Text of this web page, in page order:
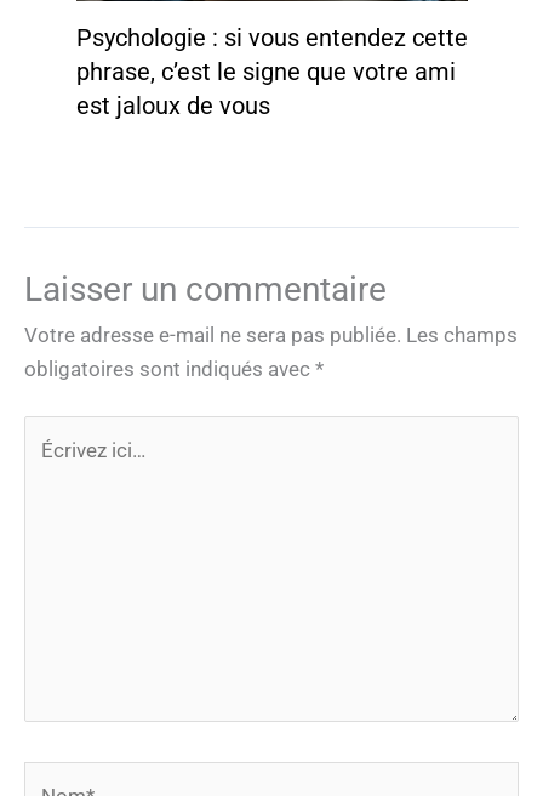
Psychologie : si vous entendez cette
phrase, c’est le signe que votre ami
est jaloux de vous
Laisser un commentaire
Votre adresse e-mail ne sera pas publiée. Les champs
obligatoires sont indiqués avec *